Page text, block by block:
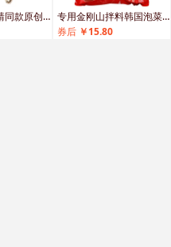
THE SHOO金靖同款原创设计尖头人鱼姬羊皮亮片婚鞋高跟低跟鞋
专用金刚山拌料韩国泡菜腌制
券后 ￥15.80